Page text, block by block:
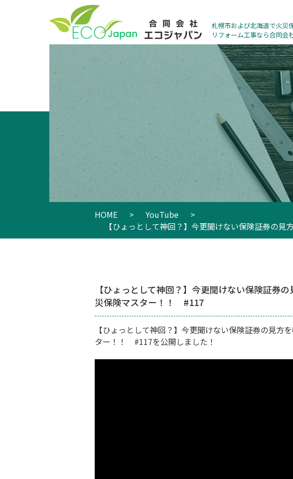
札幌市および北海道で火災
リフォーム工事なら合同会
HOME > YouTube
>
【ひょっとして神回？】今更聞けない保険証券の
【ひょっとして神回？】今更聞けない保険証券
災保険マスター！！ #117
【ひょっとして神回？】今更聞けない保険証券の見方
ター！！ #117を公開しました！